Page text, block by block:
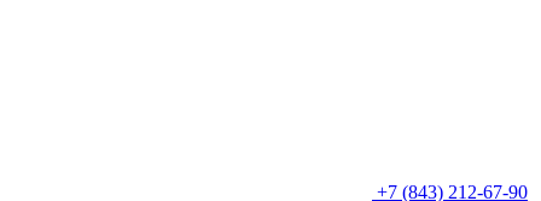
+7 (843) 212-67-90